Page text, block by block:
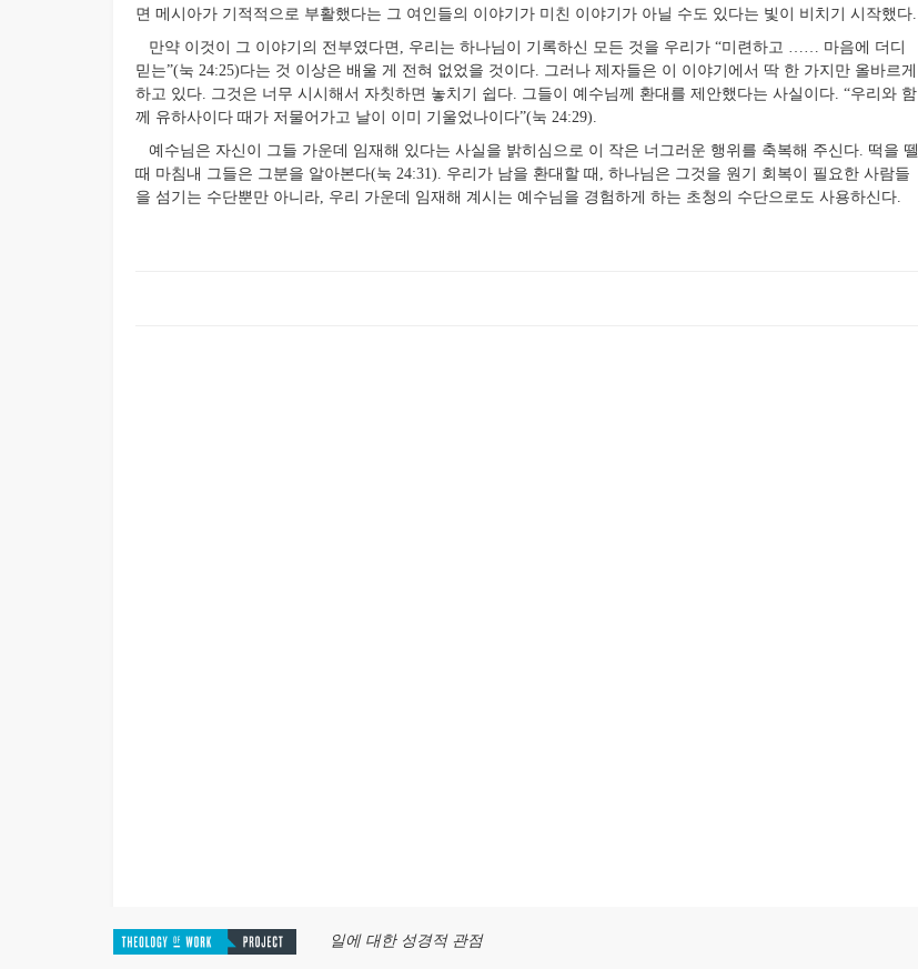
면 메시아가 기적적으로 부활했다는 그 여인들의 이야기가 미친 이야기가 아닐 수도 있다는 빛이 비치기 시작했다.
만약 이것이 그 이야기의 전부였다면, 우리는 하나님이 기록하신 모든 것을 우리가 “미련하고 …… 마음에 더디
믿는”(눅 24:25)다는 것 이상은 배울 게 전혀 없었을 것이다. 그러나 제자들은 이 이야기에서 딱 한 가지만 올바르게
하고 있다. 그것은 너무 시시해서 자칫하면 놓치기 쉽다. 그들이 예수님께 환대를 제안했다는 사실이다. “우리와 함
께 유하사이다 때가 저물어가고 날이 이미 기울었나이다”(눅 24:29).
예수님은 자신이 그들 가운데 임재해 있다는 사실을 밝히심으로 이 작은 너그러운 행위를 축복해 주신다. 떡을 뗄
때 마침내 그들은 그분을 알아본다(눅 24:31). 우리가 남을 환대할 때, 하나님은 그것을 원기 회복이 필요한 사람들
을 섬기는 수단뿐만 아니라, 우리 가운데 임재해 계시는 예수님을 경험하게 하는 초청의 수단으로도 사용하신다.
일에 대한 성경적 관점